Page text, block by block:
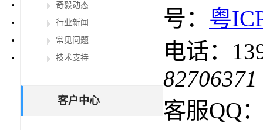
奇毅动态
行业新闻
常见问题
技术支持
客户中心
号： 粤
电话：
82706371
客服QQ